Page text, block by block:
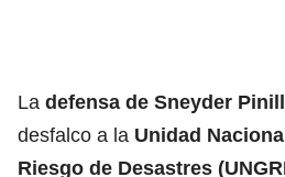
La defensa de Sneyder
desfalco a la Unidad
Riesgo de Desastres